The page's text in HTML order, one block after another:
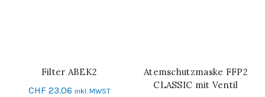
IN DEN WARENKORB
Filter ABEK2
CHF 23.06 inkl. MWST
IN DEN WARENKORB
Atemschutzmaske FFP2
CLASSIC mit Ventil